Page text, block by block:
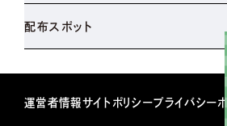
配布スポット
運営者情報サイトポリシープライバシー